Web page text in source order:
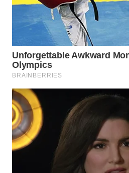
LISTRIK
WAHANA
WAHANA
TV
WAHANANEWS
ID
WAHANANEWS